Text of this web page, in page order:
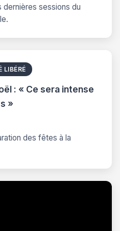
dernières sessions du
LIBÉRÉ
: « Ce sera intense
»
des fêtes à la